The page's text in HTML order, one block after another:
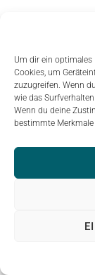
Um dir ein optimales
Cookies, um
zuzugreifen. Wenn
wie das
Wenn du deine
bestimmte